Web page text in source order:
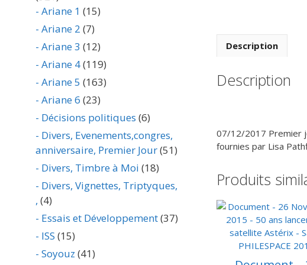
Description
Description
07/12/2017 Premier
fournies par Lisa
Produits
- Ariane 1 (15)
- Ariane 2 (7)
- Ariane 3 (12)
- Ariane 4(119)
- Ariane 5 (163)
- Ariane 6 (23)
- Décisions politiques (6)
- Divers, Evenements,congres,
anniversaire, Premier Jour(51)
- Divers, Timbre à Moi (18)
- Divers, Vignettes, Triptyques,
, (4)
- Essais et Développement(37)
- ISS (15)
- Soyouz (41)